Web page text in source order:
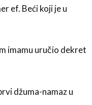
ef. Beći koji je u
imamu uručio dekret
džuma-namaz u